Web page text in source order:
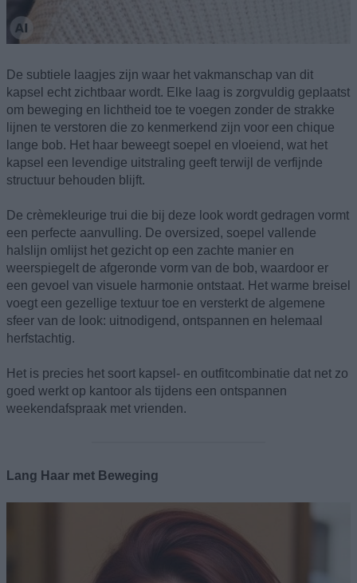
De subtiele laagjes zijn waar het vakmanschap van dit
kapsel echt zichtbaar wordt. Elke laag is zorgvuldig geplaatst
om beweging en lichtheid toe te voegen zonder de strakke
lijnen te verstoren die zo kenmerkend zijn voor een chique
lange bob. Het haar beweegt soepel en vloeiend, wat het
kapsel een levendige uitstraling geeft terwijl de verfijnde
structuur behouden blijft.
De crèmekleurige trui die bij deze look wordt gedragen vormt
een perfecte aanvulling. De oversized, soepel vallende
halslijn omlijst het gezicht op een zachte manier en
weerspiegelt de afgeronde vorm van de bob, waardoor er
een gevoel van visuele harmonie ontstaat. Het warme breisel
voegt een gezellige textuur toe en versterkt de algemene
sfeer van de look: uitnodigend, ontspannen en helemaal
herfstachtig.
Het is precies het soort kapsel- en outfitcombinatie dat net zo
goed werkt op kantoor als tijdens een ontspannen
weekendafspraak met vrienden.
Lang Haar met Beweging